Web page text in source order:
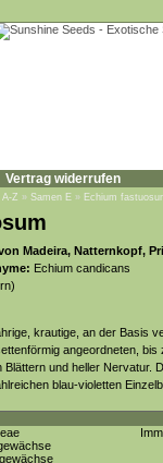
Vertrag widerrufen
Z » Samen E » Echium
Madeira, Natternkopf,
Echium candicans
krautige, an der Basis
angeordneten,
Blättern und heller Nervatur.
blau-violetten